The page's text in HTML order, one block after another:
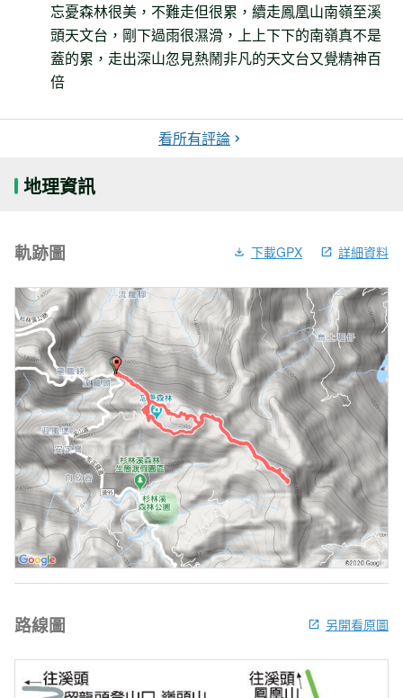
忘憂森林很美，不難走但很累，續走鳳凰山南嶺至溪
頭天文台，剛下過雨很濕滑，上上下下的南嶺真不是
蓋的累，走出深山忽見熱鬧非凡的天文台又覺精神百
倍
看所有評論
地理資訊
軌跡圖 下載GPX 詳細資料
路線圖 另開看原圖